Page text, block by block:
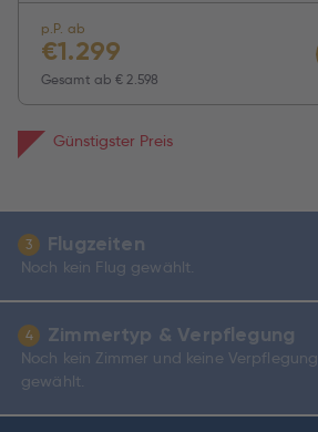
p.P. ab
€1.299
Gesamt ab€ 2.598
Günstigster Preis
3 Flugzeiten
Noch kein Flug gewählt.
4 Zimmertyp & Verpflegung
Noch kein Zimmer und keine Verpflegung
gewählt.